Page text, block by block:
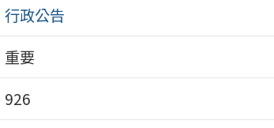
行政公告
重要
926